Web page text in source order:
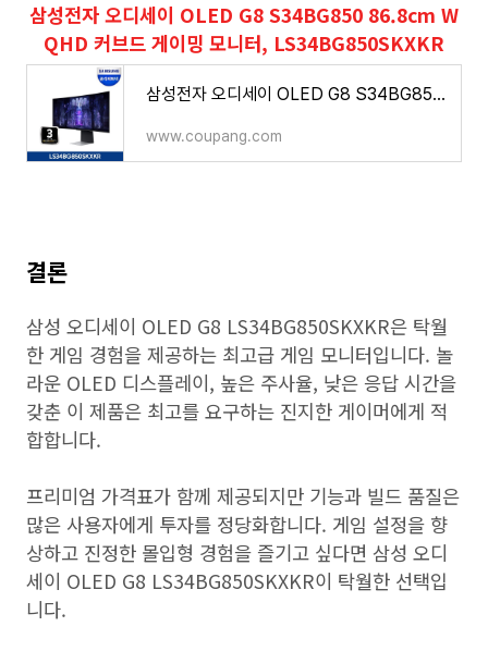
삼성전자 오디세이 OLED G8 S34BG850 86.8cm W
QHD 커브드 게이밍 모니터, LS34BG850SKXKR
삼성전자 오디세이 OLED G8 S34BG850 86.8cm WQHD 커브드 게이밍 모니터
www.coupang.com
결론
삼성 오디세이 OLED G8 LS34BG850SKXKR은 탁월
한 게임 경험을 제공하는 최고급 게임 모니터입니다. 놀
라운 OLED 디스플레이, 높은 주사율, 낮은 응답 시간을
갖춘 이 제품은 최고를 요구하는 진지한 게이머에게 적
합합니다.
프리미엄 가격표가 함께 제공되지만 기능과 빌드 품질은
많은 사용자에게 투자를 정당화합니다. 게임 설정을 향
상하고 진정한 몰입형 경험을 즐기고 싶다면 삼성 오디
세이 OLED G8 LS34BG850SKXKR이 탁월한 선택입
니다.